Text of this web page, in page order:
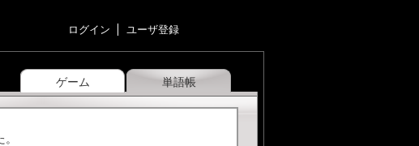
ログイン ユーザ登録
ゲーム 単語帳